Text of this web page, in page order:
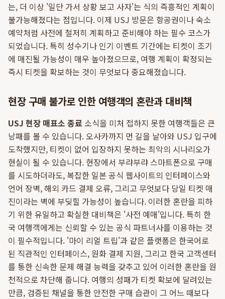
는, 더 이상 '일단 가서 상황 보고 사자'는 식의 즉흥적인 계획이
불가능해졌다는 점입니다. 이제 USJ 방문은 항공권이나 숙소
예약처럼 사전에 철저히 계획하고 준비해야 하는 필수 코스가
되었습니다. 특히 성수기나 인기 이벤트 기간에는 티켓이 조기
에 매진될 가능성이 매우 높아졌으므로, 여행 계획이 확정되는
즉시 티켓을 확보하는 것이 무엇보다 중요해졌습니다.
현장 구매 불가로 인한 여행객의 혼란과 대비책
USJ 현장 매표소 종료 소식을 미처 접하지 못한 여행객들은 큰
낭패를 볼 수 있습니다. 오사카까지 먼 길을 날아와 USJ 입구에
도착했지만, 티켓이 없어 입장하지 못하는 최악의 시나리오가
현실이 될 수 있습니다. 현장에서 부랴부랴 스마트폰으로 구매
를 시도하더라도, 복잡한 일본 공식 웹사이트의 인터페이스와
언어 장벽, 해외 카드 결제 오류, 그리고 무엇보다 당일 티켓 매
진이라는 벽에 부딪힐 가능성이 높습니다. 이러한 혼란을 피하
기 위한 유일하고 확실한 대비책은 '사전 예매'입니다. 특히 한
국 여행객에게는 신뢰할 수 있는 공식 파트너사를 이용하는 것
이 필수적입니다. '마이 리얼 트립'과 같은 플랫폼은 한국어로
된 직관적인 인터페이스, 원화 결제 지원, 그리고 한국 고객센터
를 통한 신속한 문제 해결 능력을 갖추고 있어 이러한 혼란을 원
천적으로 차단해 줍니다. 여행의 성패가 티켓 확보에 달려있는
만큼, 검증된 채널을 통한 안전한 구매 습관이 그 어느 때보다